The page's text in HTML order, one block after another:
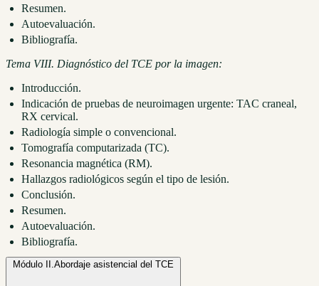
Resumen.
Autoevaluación.
Bibliografía.
Tema VIII. Diagnóstico del TCE por la imagen:
Introducción.
Indicación de pruebas de neuroimagen urgente: TAC craneal,
RX cervical.
Radiología simple o convencional.
Tomografía computarizada (TC).
Resonancia magnética (RM).
Hallazgos radiológicos según el tipo de lesión.
Conclusión.
Resumen.
Autoevaluación.
Bibliografía.
Módulo II.